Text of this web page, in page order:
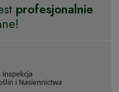
profesjonalnie